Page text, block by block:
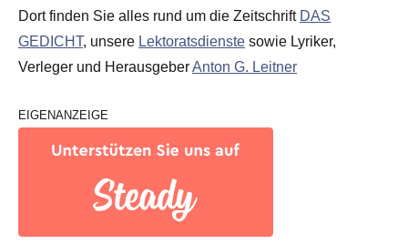
Dort finden Sie alles rund um die Zeitschrift DAS
GEDICHT, unsere Lektoratsdienste sowie Lyriker,
Verleger und HerausgeberAnton G. Leitner
EIGENANZEIGE